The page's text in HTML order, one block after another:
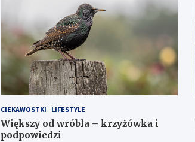
CIEKAWOSTKI LIFESTYLE
Większy od wróbla – krzyżówka i
podpowiedzi